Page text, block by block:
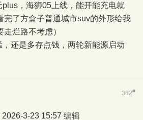
，海狮05上线，能开能充电就
完了方盒子普通城市suv的外形给我
烂路不考虑）
还是多存点钱，两轮新能源启动
382#
3-23 15:57 编辑